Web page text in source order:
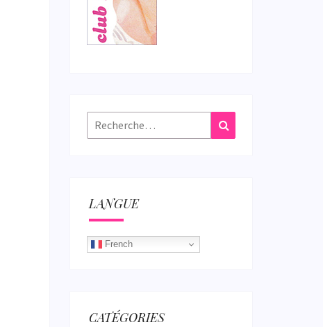
Rechercher :
LANGUE
French
CATÉGORIES